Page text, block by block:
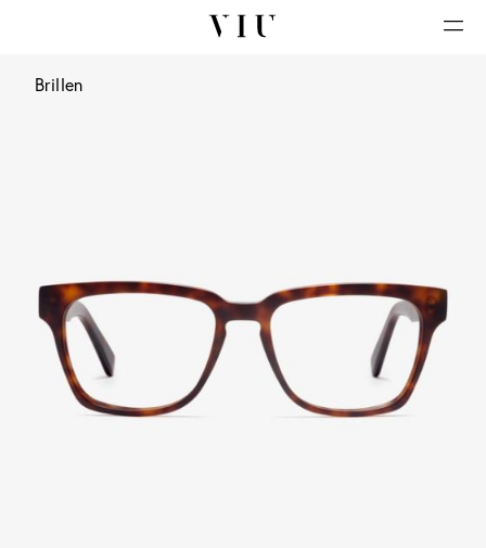
Brillen